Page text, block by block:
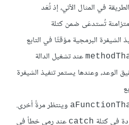
في المثال الآتي، إذ تُعَد
متزامنة تُستدعَى ضمن كتلة
الشيفرة البرمجية مؤقتًا في التابع
عند تشغيل الدالة
الوعد، وعندها يستمر تنفيذ الشيفرة
وينتظر مرةً أخرى.
في كتلة catch عند رمي خطأ في